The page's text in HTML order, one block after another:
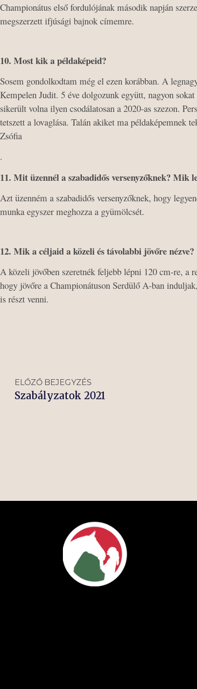
Championátus első fordulójának második napján
megszerzett ifjúsági bajnok címemre.
10. Most kik a példaképeid?
Sosem gondolkodtam még el ezen korábban. A
Kempelen Judit. 5 éve dolgozunk együtt, nagyon
sikerült volna ilyen csodálatosan a 2020-as szezon.
tetszett a lovaglása. Talán akiket ma példaképemnek
Zsófia
.
11. Mit üzennél a szabadidős versenyzőknek? Mik
Azt üzenném a szabadidős versenyzőknek, hogy
munka egyszer meghozza a gyümölcsét.
12. Mik a céljaid a közeli és távolabbi jövőre nézve?
A közeli jövőben szeretnék feljebb lépni 120 cm-re, a
hogy jövőre a Championátuson Serdülő A-ban
is részt venni.
ELŐZŐ BEJEGYZÉS
Szabályzatok 2021